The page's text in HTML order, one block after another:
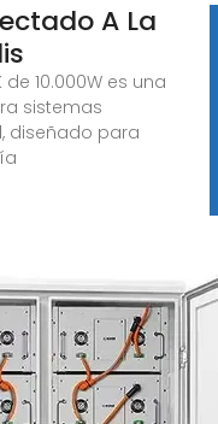
A La
de 10.000W es una
sistemas
diseñado para